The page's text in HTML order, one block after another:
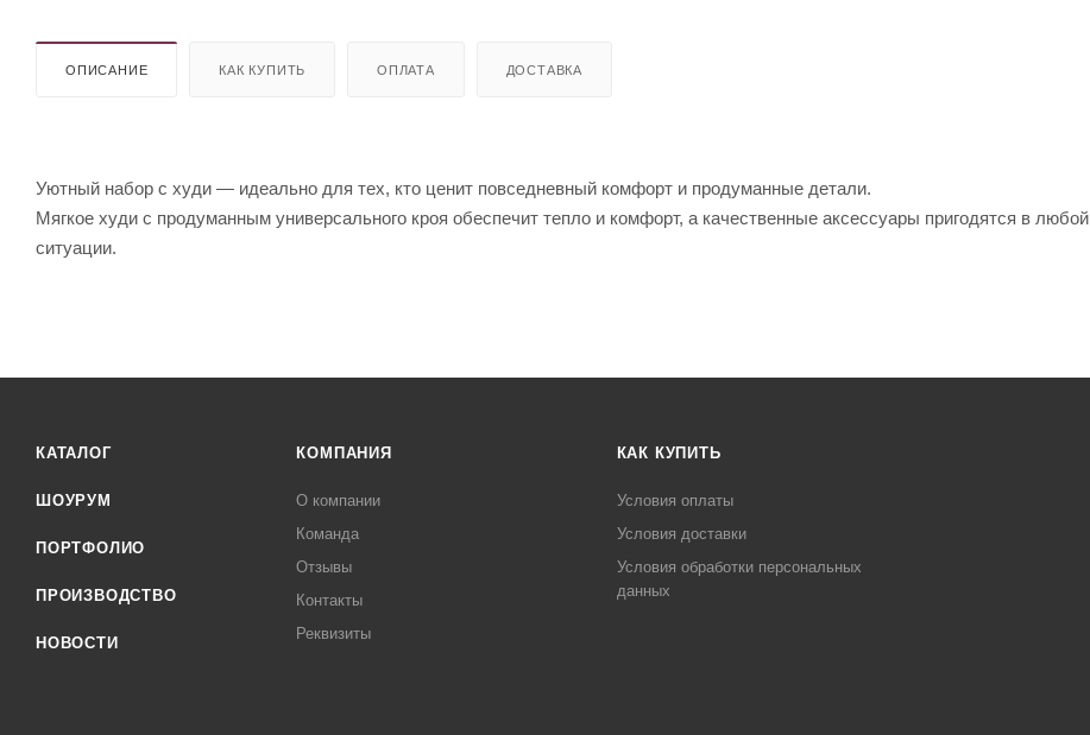
ОПИСАНИЕ КАК КУПИТЬ ОПЛАТА ДОСТАВКА
Уютный набор с худи — идеально для тех, кто ценит повседневный комфорт и продуманные детали.
Мягкое худи с продуманным универсального кроя обеспечит тепло и комфорт, а качественные аксессуары пригодятся в любой
ситуации.
КАТАЛОГ
ШОУРУМ
ПОРТФОЛИО
ПРОИЗВОДСТВО
НОВОСТИ
КОМПАНИЯ
О компании
Команда
Отзывы
Контакты
Реквизиты
КАК КУПИТЬ
Условия оплаты
Условия доставки
Условия обработки персональных
данных